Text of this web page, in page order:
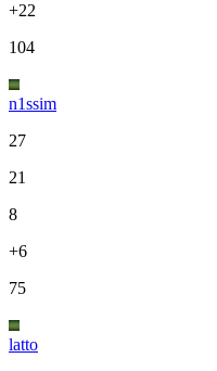
+22
104
n1ssim
27
21
8
+6
75
latto